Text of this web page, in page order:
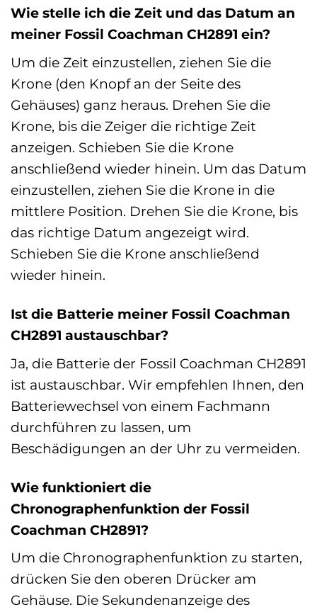
Wie stelle ich die Zeit und das Datum an
meiner Fossil Coachman CH2891 ein?
Um die Zeit einzustellen, ziehen Sie die
Krone (den Knopf an der Seite des
Gehäuses) ganz heraus. Drehen Sie die
Krone, bis die Zeiger die richtige Zeit
anzeigen. Schieben Sie die Krone
anschließend wieder hinein. Um das Datum
einzustellen, ziehen Sie die Krone in die
mittlere Position. Drehen Sie die Krone, bis
das richtige Datum angezeigt wird.
Schieben Sie die Krone anschließend
wieder hinein.
Ist die Batterie meiner Fossil Coachman
CH2891 austauschbar?
Ja, die Batterie der Fossil Coachman CH2891
ist austauschbar. Wir empfehlen Ihnen, den
Batteriewechsel von einem Fachmann
durchführen zu lassen, um
Beschädigungen an der Uhr zu vermeiden.
Wie funktioniert die
Chronographenfunktion der Fossil
Coachman CH2891?
Um die Chronographenfunktion zu starten,
drücken Sie den oberen Drücker am
Gehäuse. Die Sekundenanzeige des